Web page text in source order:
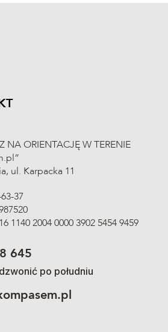
NA ORIENTACJĘ W TERENIE
ul. Karpacka 11
37
1140 2004 0000 3902 5454 9459
645
po południu